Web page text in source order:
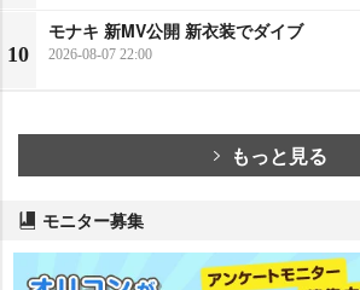
10
モナキ 新MV公開 新衣装でダイブ
2026-08-07 22:00
もっと見る
モニター募集